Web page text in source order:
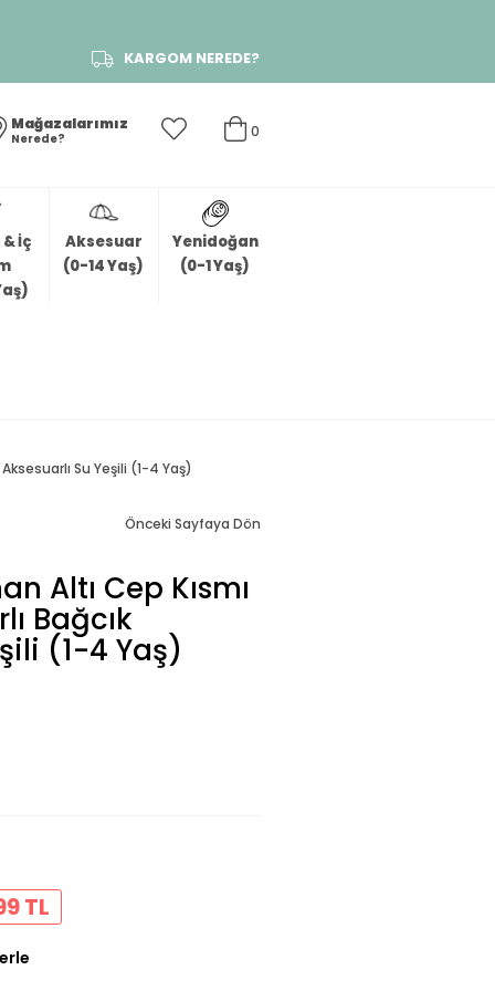
KARGOM NEREDE?
0
Mağazalarımız
Nerede?
İç
Aksesuar
(0-14 Yaş)
Yenidoğan
(0-1 Yaş)
Su Yeşili (1-4 Yaş)
Önceki Sayfaya Dön
Altı Cep Kısmı
Bağcık
(1-4 Yaş)
TL